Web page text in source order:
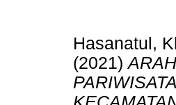
Hasanatul,
(2021)